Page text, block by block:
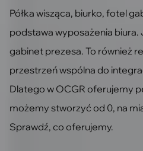
Półka wisząca, biurko, fotel
podstawa wyposażenia
gabinet prezesa. To również
przestrzeń wspólna do
Dlatego w OCGR oferujemy
możemy stworzyć od 0, na
Sprawdź, co oferujemy.